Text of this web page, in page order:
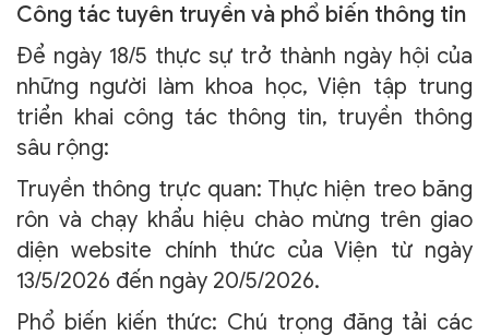
Công tác tuyên truyền và phổ biến thông tin
Để ngày 18/5 thực sự trở thành ngày hội của
những người làm khoa học, Viện tập trung
triển khai công tác thông tin, truyền thông
sâu rộng:
Truyền thông trực quan: Thực hiện treo băng
rôn và chạy khẩu hiệu chào mừng trên giao
diện website chính thức của Viện từ ngày
13/5/2026 đến ngày 20/5/2026.
Phổ biến kiến thức: Chú trọng đăng tải các